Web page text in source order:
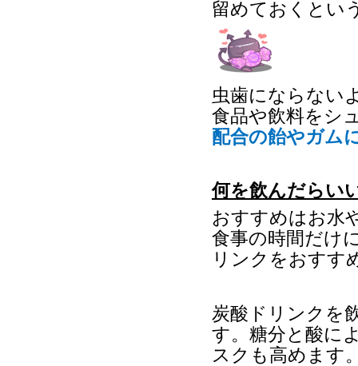
留めておくとい
虫歯にならない
食品や飲料をシ
配合の飴やガム
何を飲んだらい
おすすめはお水
食事の時間だけ
リンクをおすす
炭酸ドリンクを
す。糖分と酸に
スクも高めます